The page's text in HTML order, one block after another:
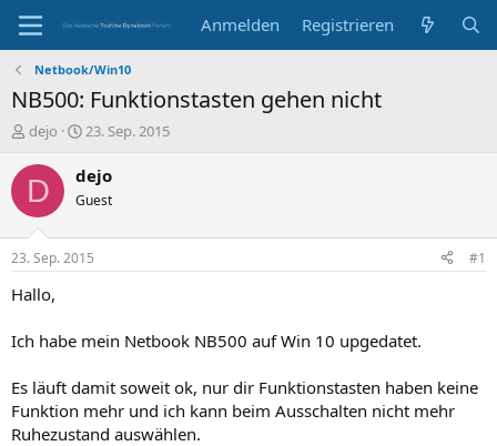
Anmelden Registrieren
Netbook/Win10
NB500: Funktionstasten gehen nicht
E
s
e
r
dejo
E
s
e
t
23. Sep. 2015
D dejo
Guest
23. Sep. 2015 #1
Hallo,
Ich habe mein Netbook NB500 auf Win 10 upgedatet.
Es läuft damit soweit ok, nur dir Funktionstasten haben keine
Funktion mehr und ich kann beim Ausschalten nicht mehr
Ruhezustand auswählen.